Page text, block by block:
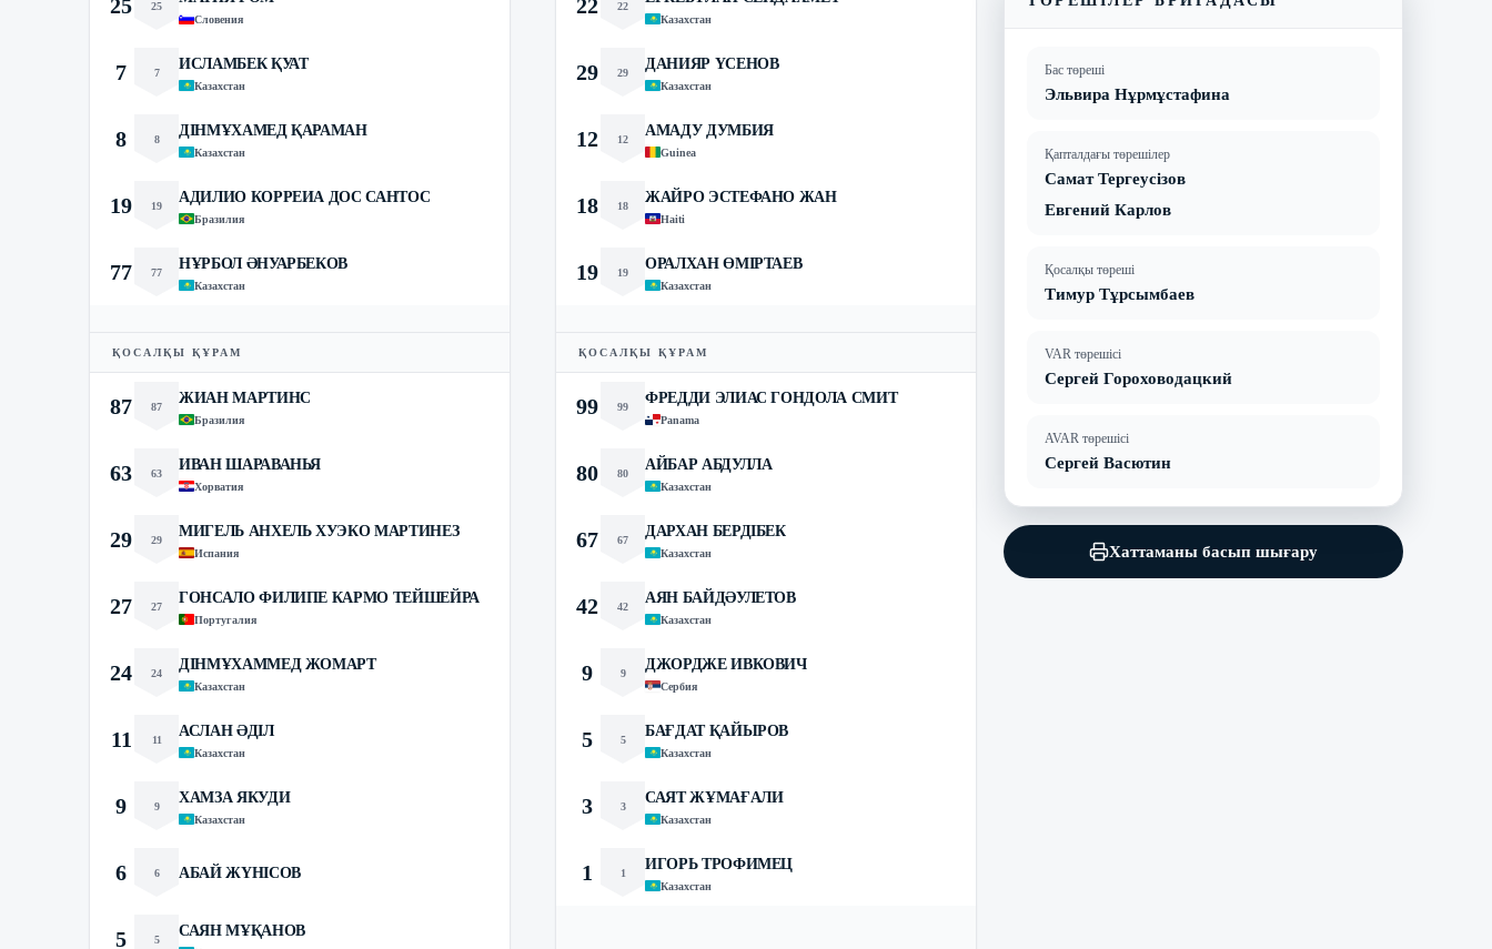
25 25
Словения
7 7
ИСЛАМБЕК ҚУАТ
Казахстан
8 8
ДІНМҰХАМЕД ҚАРАМАН
Казахстан
19 19
АДИЛИО КОРРЕИА ДОС САНТОС
Бразилия
77 77
НҰРБОЛ ӘНУАРБЕКОВ
Казахстан
ҚОСАЛҚЫ ҚҰРАМ
87 87
ЖИАН МАРТИНС
Бразилия
63 63
ИВАН ШАРАВАНЬЯ
Хорватия
29 29
МИГЕЛЬ АНХЕЛЬ ХУЭКО МАРТИНЕЗ
Испания
27 27
ГОНСАЛО ФИЛИПЕ КАРМО ТЕЙШЕЙРА
Португалия
24 24
ДІНМҰХАММЕД ЖОМАРТ
Казахстан
11 11
АСЛАН ӘДІЛ
Казахстан
9 9
ХАМЗА ЯКУДИ
Казахстан
6 6 АБАЙ ЖҮНІСОВ
5 5
САЯН МҰҚАНОВ
22 22
Казахстан
29 29
ДАНИЯР ҮСЕНОВ
Казахстан
12 12
АМАДУ ДУМБИЯ
Guinea
18 18
ЖАЙРО ЭСТЕФАНО ЖАН
Haiti
19 19
ОРАЛХАН ӨМІРТАЕВ
Казахстан
ҚОСАЛҚЫ ҚҰРАМ
99 99
ФРЕДДИ ЭЛИАС ГОНДОЛА СМИТ
Panama
80 80
АЙБАР АБДУЛЛА
Казахстан
67 67
ДАРХАН БЕРДІБЕК
Казахстан
42 42
АЯН БАЙДӘУЛЕТОВ
Казахстан
9 9
ДЖОРДЖЕ ИВКОВИЧ
Сербия
5 5
БАҒДАТ ҚАЙЫРОВ
Казахстан
3 3
САЯТ ЖҰМАҒАЛИ
Казахстан
1 1
ИГОРЬ ТРОФИМЕЦ
Казахстан
Бас төреші
Эльвира Нұрмұстафина
Қапталдағы төрешілер
Самат Тергеусізов
Евгений Карлов
Қосалқы төреші
Тимур Тұрсымбаев
VAR төрешісі
Сергей Гороховодацкий
AVAR төрешісі
Сергей Васютин
Хаттаманы басып шығару